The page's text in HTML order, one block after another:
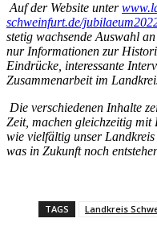
Auf der Website unter
schweinfurt.de/
stetig wachsende Auswahl
nur Informationen zur
Eindrücke, interessante
Zusammenarbeit im
Die verschiedenen Inhalte
Zeit, machen gleichzeitig mit
wie vielfältig unser
was in Zukunft noch
TAGS Landkreis